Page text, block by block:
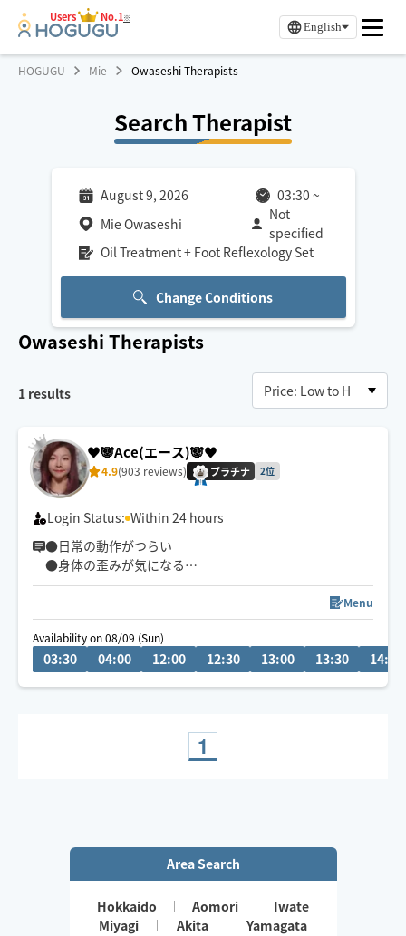
Users No.1※
English
HOGUGU Mie Owaseshi Therapists
Search Therapist
August 9, 2026 03:30 ~
Mie Owaseshi
Not
specified
Oil Treatment + Foot Reflexology Set
Change Conditions
Owaseshi Therapists
1 results
♥️🐼Ace(エース)🐼♥️
4.9(903 reviews) プラチナ 2位
Login Status: Within 24 hours
●日常の動作がつらい
●身体の歪みが気になる
●趣味や仕事のパフォーマンスを良くしたい
どんなお悩みにも真摯に向き合い身体の痛みや不調、お
客様の気になる所をその場しのぎではなく"根本"から対
応させて頂きます
小さなお子さまやペットが居るお宅も歓迎です🐶😺
Menu
Availability on 08/09 (Sun)
03:30 04:00 12:00 12:30 13:00 13:30 14:00
1
Area Search
Hokkaido Aomori
Iwate
Miyagi
Akita
Yamagata